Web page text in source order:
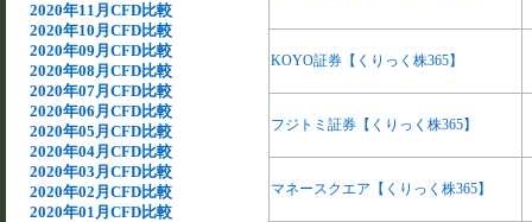
2020年11月CFD比較
2020年10月CFD比較
2020年09月CFD比較
2020年08月CFD比較
2020年07月CFD比較
2020年06月CFD比較
2020年05月CFD比較
2020年04月CFD比較
2020年03月CFD比較
2020年02月CFD比較
2020年01月CFD比較
KOYO証券【くりっく株365】
フジトミ証券【くりっく株365】
マネースクエア【くりっく株365】